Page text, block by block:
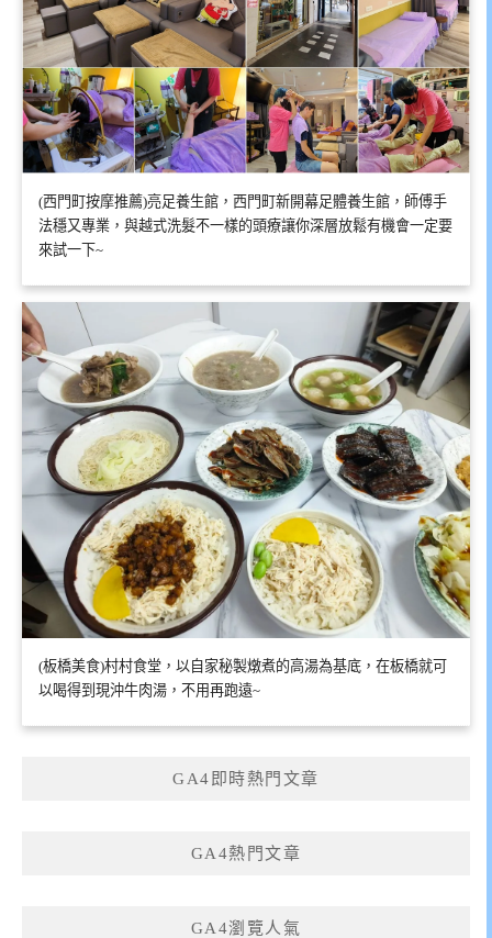
(西門町按摩推薦)亮足養生館，西門町新開幕足體養生館，師傅手
法穩又專業，與越式洗髮不一樣的頭療讓你深層放鬆有機會一定要
來試一下~
(板橋美食)村村食堂，以自家秘製燉煮的高湯為基底，在板橋就可
以喝得到現沖牛肉湯，不用再跑遠~
GA4即時熱門文章
GA4熱門文章
GA4瀏覽人氣